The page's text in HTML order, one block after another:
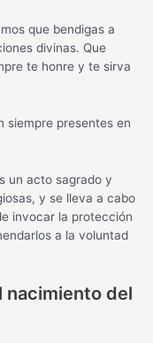
que bendigas a
divinas. Que
te honre y te sirva
siempre presentes en
un acto sagrado y
y se lleva a cabo
invocar la protección
a la voluntad
nacimiento del